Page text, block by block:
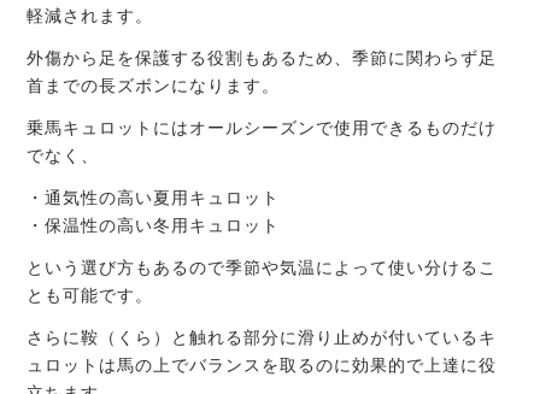
軽減されます。
外傷から足を保護する役割もあるため、季節に関わらず足
首までの長ズボンになります。
乗馬キュロットにはオールシーズンで使用できるものだけ
でなく、
・通気性の高い夏用キュロット
・保温性の高い冬用キュロット
という選び方もあるので季節や気温によって使い分けるこ
とも可能です。
さらに鞍（くら）と触れる部分に滑り止めが付いているキ
ュロットは馬の上でバランスを取るのに効果的で上達に役